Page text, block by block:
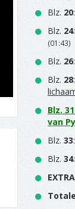
Blz. 20:
Blz. 24:
(01:43)
Blz. 26:
Blz. 28:
Blz. 31
van
Blz. 33:
Blz. 34:
EXTRA